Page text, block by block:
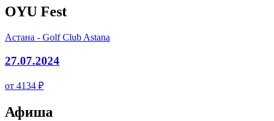
OYU Fest
Астана - Golf Club Astana
27.07.2024
от 4134 ₽
Афиша